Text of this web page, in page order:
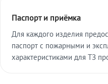
Паспорт и приёмка
Для каждого изделия
паспорт с пожарными и
характеристиками для ТЗ